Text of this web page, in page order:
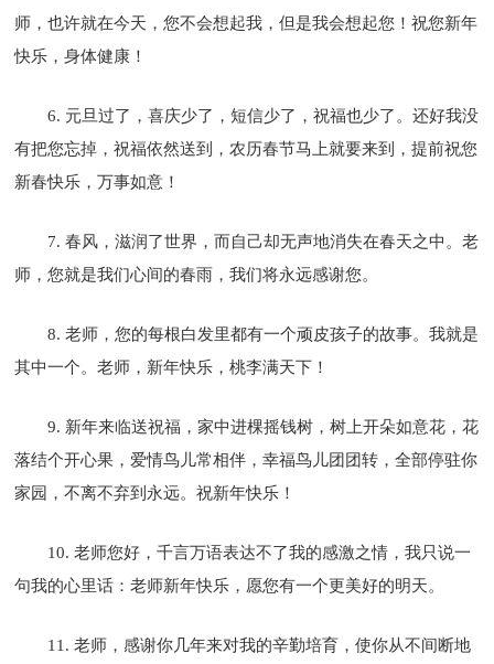
师，也许就在今天，您不会想起我，但是我会想起您！祝您新年
快乐，身体健康！
6. 元旦过了，喜庆少了，短信少了，祝福也少了。还好我没
有把您忘掉，祝福依然送到，农历春节马上就要来到，提前祝您
新春快乐，万事如意！
7. 春风，滋润了世界，而自己却无声地消失在春天之中。老
师，您就是我们心间的春雨，我们将永远感谢您。
8. 老师，您的每根白发里都有一个顽皮孩子的故事。我就是
其中一个。老师，新年快乐，桃李满天下！
9. 新年来临送祝福，家中进棵摇钱树，树上开朵如意花，花
落结个开心果，爱情鸟儿常相伴，幸福鸟儿团团转，全部停驻你
家园，不离不弃到永远。祝新年快乐！
10. 老师您好，千言万语表达不了我的感激之情，我只说一
句我的心里话：老师新年快乐，愿您有一个更美好的明天。
11. 老师，感谢你几年来对我的辛勤培育，使你从不间断地